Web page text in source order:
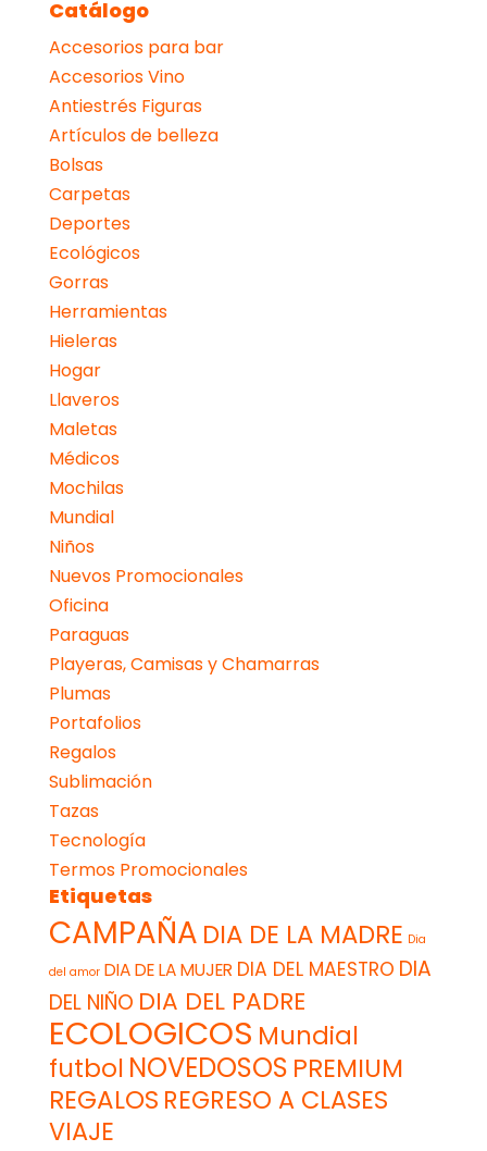
Catálogo
Accesorios para bar
Accesorios Vino
Antiestrés Figuras
Artículos de belleza
Bolsas
Carpetas
Deportes
Ecológicos
Gorras
Herramientas
Hieleras
Hogar
Llaveros
Maletas
Médicos
Mochilas
Mundial
Niños
Nuevos Promocionales
Oficina
Paraguas
Playeras, Camisas y Chamarras
Plumas
Portafolios
Regalos
Sublimación
Tazas
Tecnología
Termos Promocionales
Etiquetas
CAMPAÑA DIA DE LA MADRE Dia
del amor DIA DE LA MUJER DIA DEL MAESTRO DIA
DEL NIÑO DIA DEL PADRE
ECOLOGICOS Mundial
futbol NOVEDOSOS PREMIUM
REGALOS REGRESO A CLASES
VIAJE